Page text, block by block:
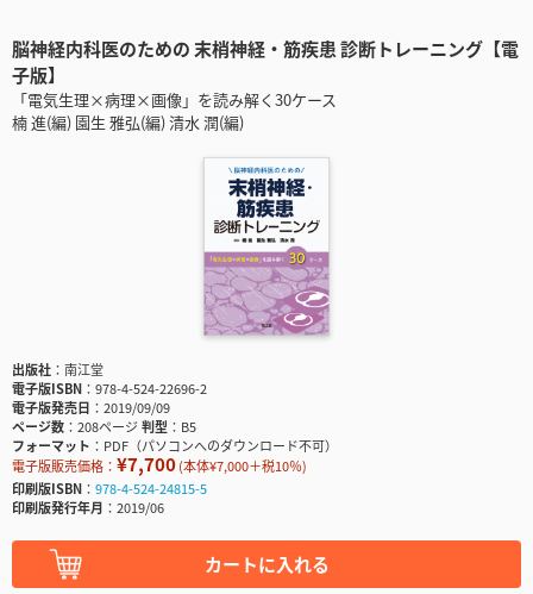
脳神経内科医のための 末梢神経・筋疾患 診断トレーニング【電
子版】
「電気生理×病理×画像」を読み解く30ケース
楠 進(編) 園生 雅弘(編) 清水 潤(編)
出版社
南江堂
電子版ISBN
978-4-524-22696-2
電子版発売日
2019/09/09
ページ数
208ページ判型
B5
フォーマット
PDF（パソコンへのダウンロード不可）
電子版販売価格： ¥7,700(本体¥7,000＋税10％)
印刷版ISBN
978-4-524-24815-5
印刷版発行年月
2019/06
カートに入れる